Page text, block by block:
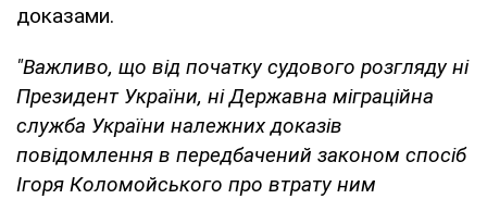
доказами.
"Важливо, що від початку судового розгляду ні
Президент України, ні Державна міграційна
служба України належних доказів
повідомлення в передбачений законом спосіб
Ігоря Коломойського про втрату ним